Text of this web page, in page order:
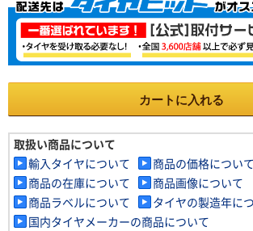
カートに入れる
取扱い商品について
輸入タイヤについて
商品の価格について
商品の在庫について
商品画像について
商品ラベルについて
タイヤの製造年に
国内タイヤメーカーの商品について